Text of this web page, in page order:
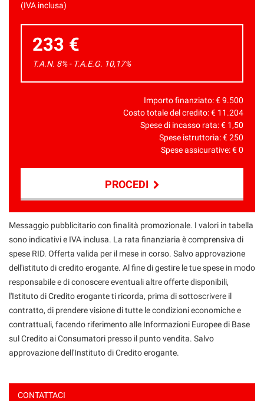
(IVA inclusa)
233 €
T.A.N. 8% - T.A.E.G. 10,17%
Importo finanziato: €9.500
Costo totale del credito: € 11.204
Spese di incasso rata: € 1,50
Spese istruttoria: €250
Spese assicurative: €0
PROCEDI
Contattaci
Messaggio pubblicitario con finalità promozionale. I valori in tabella
sono indicativi e IVA inclusa. La rata finanziaria è comprensiva di
spese RID. Offerta valida per il mese in corso. Salvo approvazione
dell'istituto di credito erogante. Al fine di gestire le tue spese in modo
responsabile e di conoscere eventuali altre offerte disponibili,
l'Istituto di Credito erogante ti ricorda, prima di sottoscrivere il
contratto, di prendere visione di tutte le condizioni economiche e
contrattuali, facendo riferimento alle Informazioni Europee di Base
sul Credito ai Consumatori presso il punto vendita. Salvo
approvazione dell'Instituto di Credito erogante.
CONTATTACI